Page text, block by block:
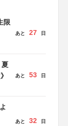
限
あと 27 日
夏
あと 53 日
あと 32 日